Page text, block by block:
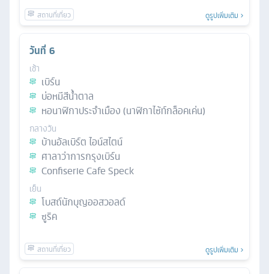
ดูรูปเพิ่มเติม
วันที่ 6
เช้า
เบิร์น
บ่อหมีสีน้ําตาล
หอนาฬิกาประจำเมือง (นาฬิกาไซ้ท์กล็อคเค่น)
กลางวัน
บ้านอัลเบิร์ต ไอน์สไตน์
ศาลาว่าการกรุงเบิร์น
Confiserie Cafe Speck
เย็น
โบสถ์นักบุญออสวอลด์
ซูริค
ดูรูปเพิ่มเติม